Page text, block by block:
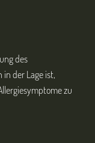
des
der Lage ist,
zu